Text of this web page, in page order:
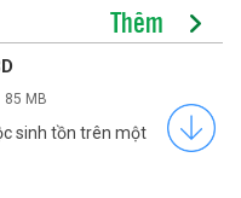
Thêm
85 MB
sinh tồn trên một